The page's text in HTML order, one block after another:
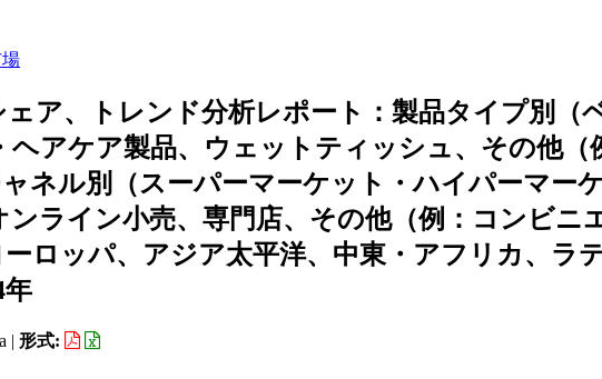
ア、トレンド分析レポート：製品タイプ別（
アケア製品、ウェットティッシュ、その他（
ネル別（スーパーマーケット・ハイパーマー
ンライン小売、専門店、その他（例：コンビニ
ロッパ、アジア太平洋、中東・アフリカ、ラ
年
| 形式: